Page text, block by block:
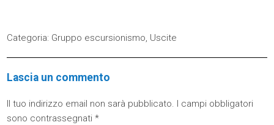
Categoria: Gruppo escursionismo, Uscite
Lascia un commento
Il tuo indirizzo email non sarà pubblicato. I campi obbligatori
sono contrassegnati*